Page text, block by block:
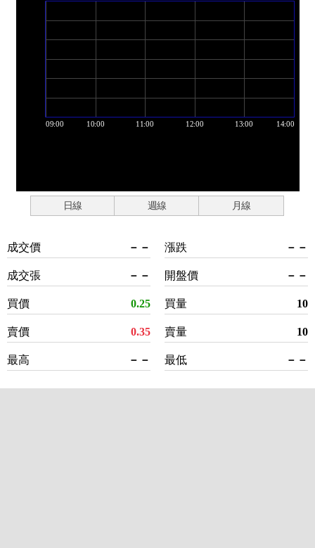
日線 週線 月線
成交價 －－
成交張 －－
買價 0.25
賣價 0.35
最高 －－
漲跌 －－
開盤價 －－
買量 10
賣量 10
最低 －－